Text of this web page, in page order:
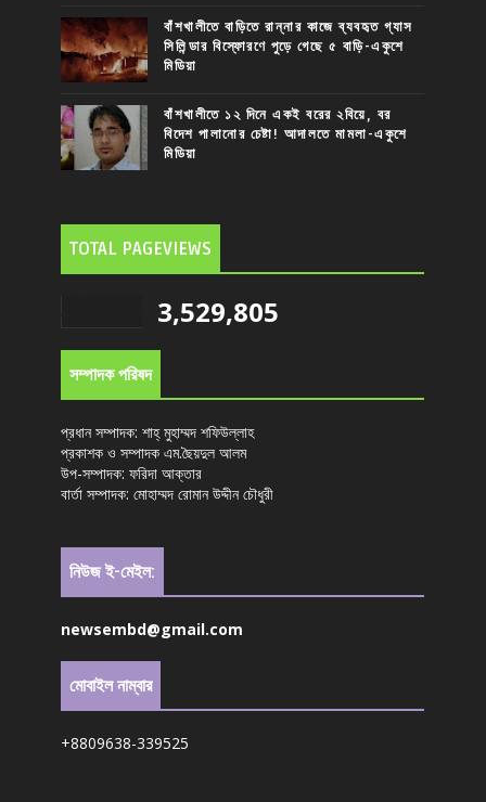
বাঁশখালীতে বাড়িতে রান্নার কাজে ব্যবহৃত গ্যাস
সিলিন্ডার বিস্ফোরণে পুড়ে গেছে ৫ বাড়ি-একুশে
মিডিয়া
বাঁশখালীতে ১২ দিনে একই বরের ২বিয়ে, বর
বিদেশ পালানোর চেষ্টা! আদালতে মামলা-একুশে
মিডিয়া
TOTAL PAGEVIEWS
3,529,805
সম্পাদক পরিষদ
প্রধান সম্পাদক: শাহ্ মুহাম্মদ শফিউল্লাহ
প্রকাশক ও সম্পাদক এম.ছৈয়দুল আলম
উপ-সম্পাদক: ফরিদা আক্তার
বার্তা সম্পাদক: মোহাম্মদ রোমান উদ্দীন চৌধুরী
নিউজ ই-মেইল:
newsembd@gmail.com
মোবাইল নাম্বার
+8809638-339525